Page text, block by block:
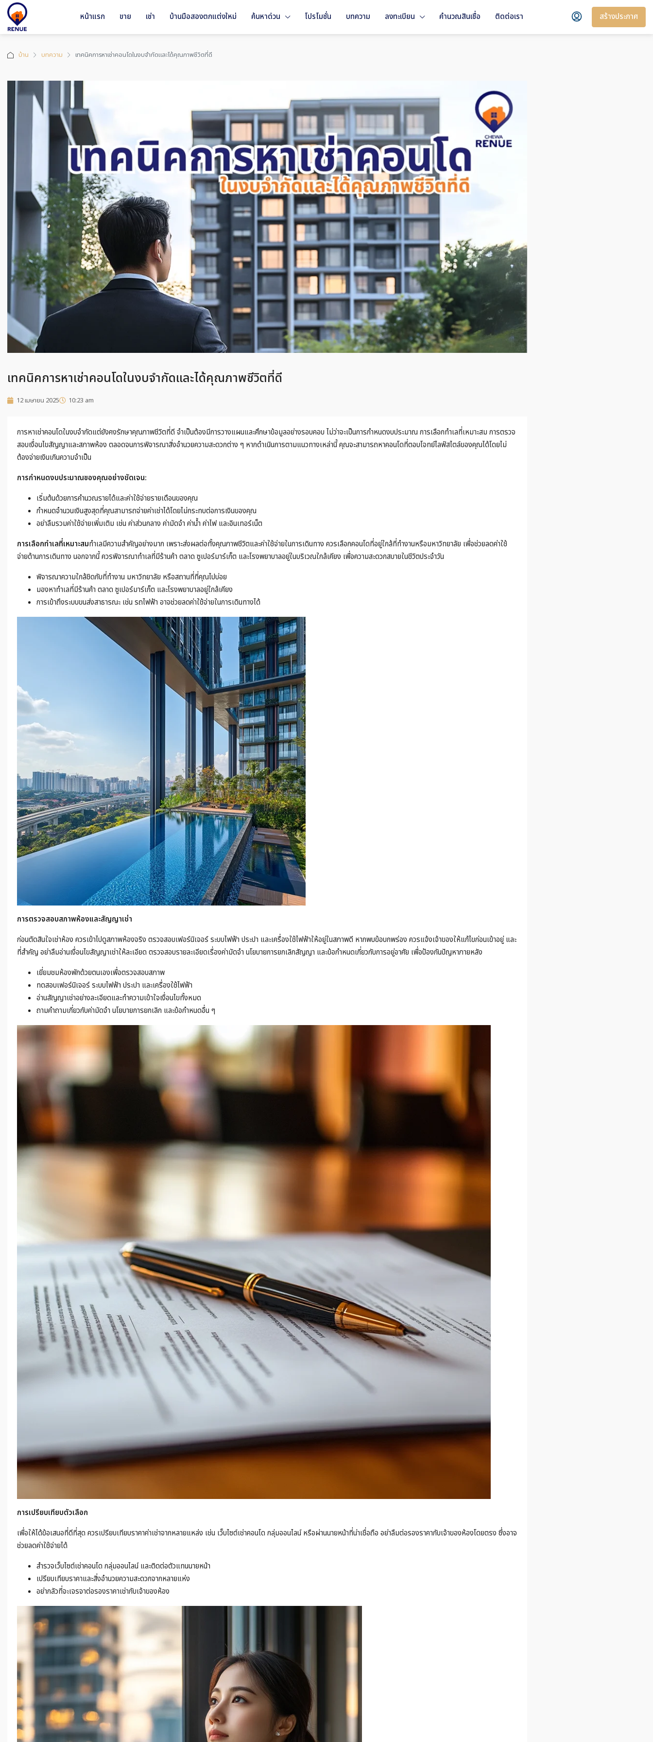
หน้าแรก ขาย เช่า บ้านมือสองตกแต่งใหม่ ค้นหาด่วน โปรโมชั่น บทความ ลงทะเบียน คำนวณสินเชื่อ ติดต่อเรา สร้างประกาศ
บ้าน บทความ เทคนิคการหาเช่าคอนโดในงบจำกัดและได้คุณภาพชีวิตที่ดี
เทคนิคการหาเช่าคอนโดในงบจำกัดและได้คุณภาพชีวิตที่ดี
12 เมษายน 2025 10:23 am
การหาเช่าคอนโดในงบจำกัดแต่ยังคงรักษาคุณภาพชีวิตที่ดี จำเป็นต้องมีการวางแผนและศึกษาข้อมูลอย่างรอบคอบ ไม่ว่าจะเป็นการกำหนดงบประมาณ การเลือกทำเลที่เหมาะสม การตรวจ
สอบเงื่อนไขสัญญาและสภาพห้อง ตลอดจนการพิจารณาสิ่งอำนวยความสะดวกต่าง ๆ หากดำเนินการตามแนวทางเหล่านี้ คุณจะสามารถหาคอนโดที่ตอบโจทย์ไลฟ์สไตล์ของคุณได้โดยไม่
ต้องจ่ายเงินเกินความจำเป็น
การกำหนดงบประมาณของคุณอย่างชัดเจน:
เริ่มต้นด้วยการคำนวณรายได้และค่าใช้จ่ายรายเดือนของคุณ
กำหนดจำนวนเงินสูงสุดที่คุณสามารถจ่ายค่าเช่าได้โดยไม่กระทบต่อการเงินของคุณ
อย่าลืมรวมค่าใช้จ่ายเพิ่มเติม เช่น ค่าส่วนกลาง ค่ามัดจำ ค่าน้ำ ค่าไฟ และอินเทอร์เน็ต
การเลือกทำเลที่เหมาะสมทำเลมีความสำคัญอย่างมาก เพราะส่งผลต่อทั้งคุณภาพชีวิตและค่าใช้จ่ายในการเดินทาง ควรเลือกคอนโดที่อยู่ใกล้ที่ทำงานหรือมหาวิทยาลัย เพื่อช่วยลดค่าใช้
จ่ายด้านการเดินทาง นอกจากนี้ ควรพิจารณาทำเลที่มีร้านค้า ตลาด ซูเปอร์มาร์เก็ต และโรงพยาบาลอยู่ในบริเวณใกล้เคียง เพื่อความสะดวกสบายในชีวิตประจำวัน
พิจารณาความใกล้ชิดกับที่ทำงาน มหาวิทยาลัย หรือสถานที่ที่คุณไปบ่อย
มองหาทำเลที่มีร้านค้า ตลาด ซูเปอร์มาร์เก็ต และโรงพยาบาลอยู่ใกล้เคียง
การเข้าถึงระบบขนส่งสาธารณะ เช่น รถไฟฟ้า อาจช่วยลดค่าใช้จ่ายในการเดินทางได้
การตรวจสอบสภาพห้องและสัญญาเช่า
ก่อนตัดสินใจเช่าห้อง ควรเข้าไปดูสภาพห้องจริง ตรวจสอบเฟอร์นิเจอร์ ระบบไฟฟ้า ประปา และเครื่องใช้ไฟฟ้าให้อยู่ในสภาพดี หากพบข้อบกพร่อง ควรแจ้งเจ้าของให้แก้ไขก่อนเข้าอยู่ และ
ที่สำคัญ อย่าลืมอ่านเงื่อนไขสัญญาเช่าให้ละเอียด ตรวจสอบรายละเอียดเรื่องค่ามัดจำ นโยบายการยกเลิกสัญญา และข้อกำหนดเกี่ยวกับการอยู่อาศัย เพื่อป้องกันปัญหาภายหลัง
เยี่ยมชมห้องพักด้วยตนเองเพื่อตรวจสอบสภาพ
ทดสอบเฟอร์นิเจอร์ ระบบไฟฟ้า ประปา และเครื่องใช้ไฟฟ้า
อ่านสัญญาเช่าอย่างละเอียดและทำความเข้าใจเงื่อนไขทั้งหมด
ถามคำถามเกี่ยวกับค่ามัดจำ นโยบายการยกเลิก และข้อกำหนดอื่น ๆ
การเปรียบเทียบตัวเลือก
เพื่อให้ได้ข้อเสนอที่ดีที่สุด ควรเปรียบเทียบราคาค่าเช่าจากหลายแหล่ง เช่น เว็บไซต์เช่าคอนโด กลุ่มออนไลน์ หรือผ่านนายหน้าที่น่าเชื่อถือ อย่าลืมต่อรองราคากับเจ้าของห้องโดยตรง ซึ่งอาจ
ช่วยลดค่าใช้จ่ายได้
สำรวจเว็บไซต์เช่าคอนโด กลุ่มออนไลน์ และติดต่อตัวแทนนายหน้า
เปรียบเทียบราคาและสิ่งอำนวยความสะดวกจากหลายแห่ง
อย่ากลัวที่จะเจรจาต่อรองราคาเช่ากับเจ้าของห้อง